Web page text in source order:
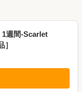
1週間-Scarlet